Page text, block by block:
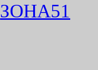
ЗОНА51